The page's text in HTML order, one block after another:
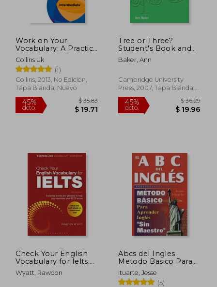
40%
dcto.
45%
dcto.
Work on Your
Vocabulary: A Practice
Book for Learners at
Intermediate Level
(Collins Work on
Your) (en Inglés)
Collins Uk
(1)
Collins, 2013, No Edición,
Tapa Blanda, Nuevo
Tree or Three?
Student's Book and
Audio CD: An
Elementary
[With 3 CDs] (en
Inglés)
Baker, Ann
Cambridge University
Press, 2007, Tapa Blanda,
Usado
Check Your English
Vocabulary for Ielts:
Essential Words and
Phrases to Help you
Wyatt, Rawdon
Abcs del Ingles:
Metodo Basico Para
Aprender sin Maestro
Ituarte, Jesse
(5)